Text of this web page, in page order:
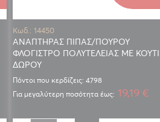
Κωδ.: 14450
ΑΝΑΠΤΗΡΑΣ ΠΙΠΑΣ/ΠΟΥΡΟΥ
ΦΛΟΓΙΣΤΡΟ ΠΟΛΥΤΕΛΕΙΑΣ ΜΕ ΚΟΥΤΙ
ΔΩΡΟΥ
Πόντοι που κερδίζεις: 4798
Για μεγαλύτερη ποσότητα έως: 19,19 €